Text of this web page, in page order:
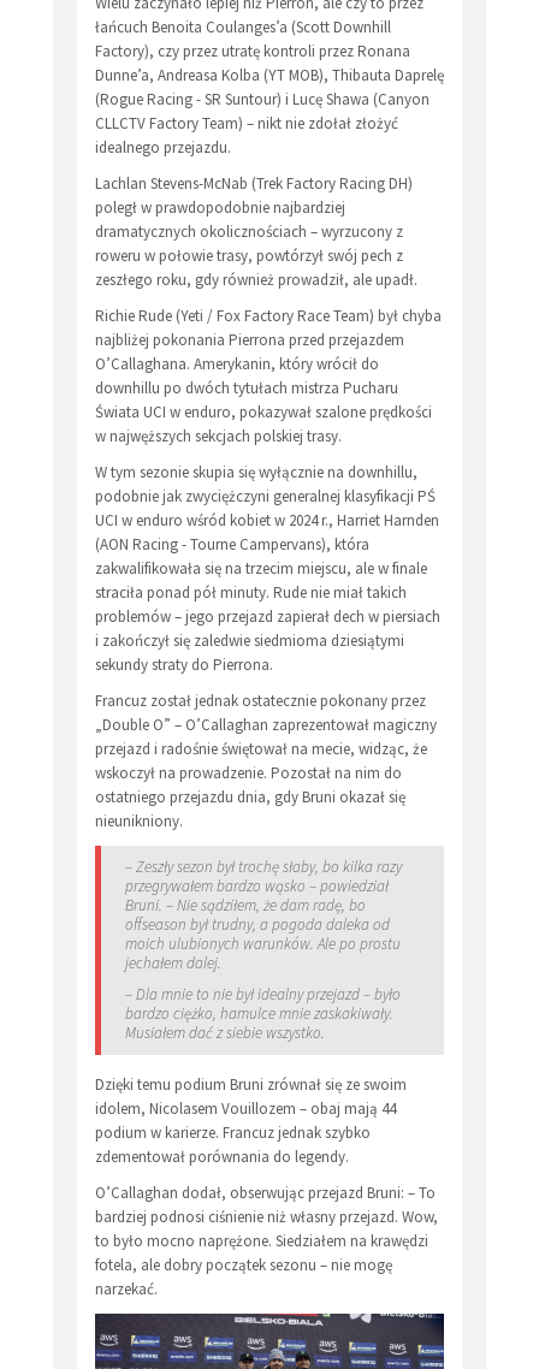
łańcuch Benoita Coulanges’a (Scott Downhill
Factory), czy przez utratę kontroli przez Ronana
Dunne’a, Andreasa Kolba (YT MOB), Thibauta Daprelę
(Rogue Racing - SR Suntour) i Lucę Shawa (Canyon
CLLCTV Factory Team) – nikt nie zdołał złożyć
idealnego przejazdu.
Lachlan Stevens-McNab (Trek Factory Racing DH)
poległ w prawdopodobnie najbardziej
dramatycznych okolicznościach – wyrzucony z
roweru w połowie trasy, powtórzył swój pech z
zeszłego roku, gdy również prowadził, ale upadł.
Richie Rude (Yeti / Fox Factory Race Team) był chyba
najbliżej pokonania Pierrona przed przejazdem
O’Callaghana. Amerykanin, który wrócił do
downhillu po dwóch tytułach mistrza Pucharu
Świata UCI w enduro, pokazywał szalone prędkości
w najwęższych sekcjach polskiej trasy.
W tym sezonie skupia się wyłącznie na downhillu,
podobnie jak zwyciężczyni generalnej klasyfikacji PŚ
UCI w enduro wśród kobiet w 2024 r., Harriet Harnden
(AON Racing - Tourne Campervans), która
zakwalifikowała się na trzecim miejscu, ale w finale
straciła ponad pół minuty. Rude nie miał takich
problemów – jego przejazd zapierał dech w piersiach
i zakończył się zaledwie siedmioma dziesiątymi
sekundy straty do Pierrona.
Francuz został jednak ostatecznie pokonany przez
„Double O” – O’Callaghan zaprezentował magiczny
przejazd i radośnie świętował na mecie, widząc, że
wskoczył na prowadzenie. Pozostał na nim do
ostatniego przejazdu dnia, gdy Bruni okazał się
nieunikniony.
– Zeszły sezon był trochę słaby, bo kilka razy
przegrywałem bardzo wąsko – powiedział
Bruni. – Nie sądziłem, że dam radę, bo
offseason był trudny, a pogoda daleka od
moich ulubionych warunków. Ale po prostu
jechałem dalej.
– Dla mnie to nie był idealny przejazd – było
bardzo ciężko, hamulce mnie zaskakiwały.
Musiałem dać z siebie wszystko.
Dzięki temu podium Bruni zrównał się ze swoim
idolem, Nicolasem Vouillozem – obaj mają 44
podium w karierze. Francuz jednak szybko
zdementował porównania do legendy.
O’Callaghan dodał, obserwując przejazd Bruni: – To
bardziej podnosi ciśnienie niż własny przejazd. Wow,
to było mocno naprężone. Siedziałem na krawędzi
fotela, ale dobry początek sezonu – nie mogę
narzekać.